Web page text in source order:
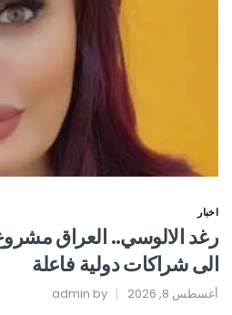
اخبار
رغد الالوسي.. العراق
الى شراكات دولية فاعلة
أغسطس 8, 2026 admin